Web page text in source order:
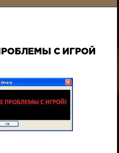
С ИГРОЙ